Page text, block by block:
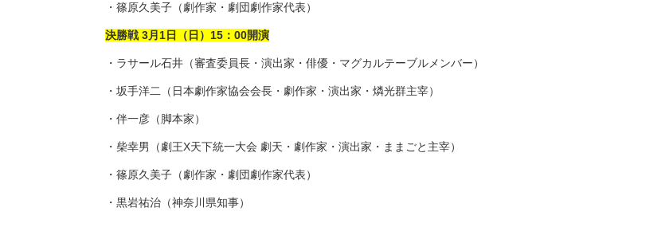
・篠原久美子（劇作家・劇団劇作家代表）
決勝戦 3月1日（日）15：00開演
・ラサール石井（審査委員長・演出家・俳優・マグカルテーブルメンバー）
・坂手洋二（日本劇作家協会会長・劇作家・演出家・燐光群主宰）
・伴一彦（脚本家）
・柴幸男（劇王X天下統一大会 劇天・劇作家・演出家・ままごと主宰）
・篠原久美子（劇作家・劇団劇作家代表）
・黒岩祐治（神奈川県知事）